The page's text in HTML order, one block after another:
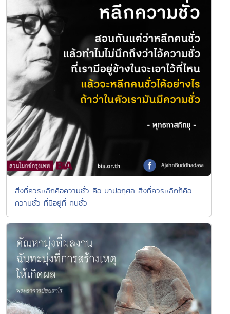
สิ่งที่ควรหลีกคือความชั่ว คือ บาปอกุศล สิ่งที่ควรหลีกก็คือ
ความชั่ว ที่มีอยู่ที่ คนชั่ว